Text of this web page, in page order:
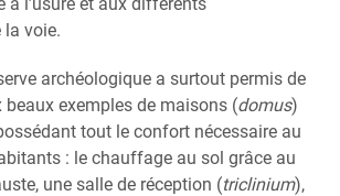
la voie.
archéologique a surtout permis de
beaux exemples de maisons (domus)
tout le confort nécessaire au
: le chauffage au sol grâce au
une salle de réception (triclinium),